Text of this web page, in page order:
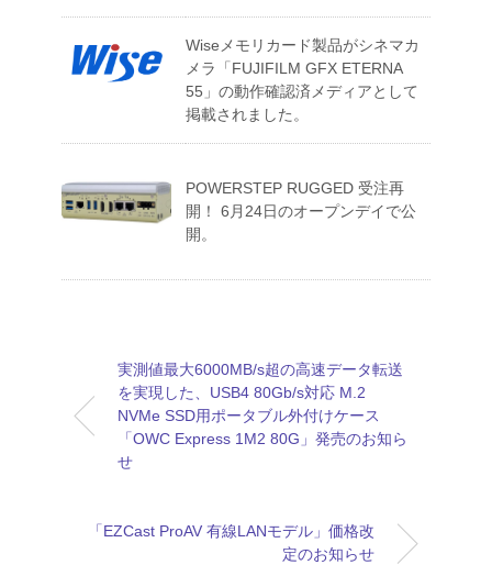
Wiseメモリカード製品がシネマカ
メラ「FUJIFILM GFX ETERNA
55」の動作確認済メディアとして
掲載されました。
POWERSTEP RUGGED 受注再
開！ 6月24日のオープンデイで公
開。
実測値最大6000MB/s超の高速データ転送
を実現した、USB4 80Gb/s対応 M.2
NVMe SSD用ポータブル外付けケース
「OWC Express 1M2 80G」発売のお知ら
せ
「EZCast ProAV 有線LANモデル」価格改
定のお知らせ